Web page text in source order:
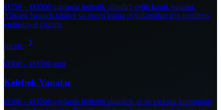
Ø750 – Ø3500 çaplarda hidrolik silindirli çelik konik vanalar.
Yüksek basınçlı tahliye ve enerji kırma uygulamaları için üretilmiş
endüstriyel çözüm.
İncele
Ø300 – Ø3500 mm
Kelebek Vanalar
Ø300 – Ø3500 çaplarda hidrolik silindirli, el ve elektrik kumandalı